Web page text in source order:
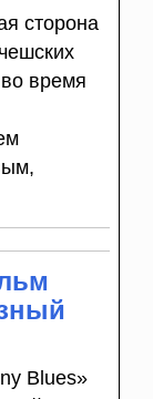
сторона
время
Blues»